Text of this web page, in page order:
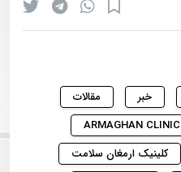
خبر
مقالات
ARMAGHAN CLINIC
کلینیک ارمغان سلامت